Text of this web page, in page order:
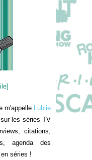
m'appelle Lubiie
les séries TV
citations,
agenda des
séries !